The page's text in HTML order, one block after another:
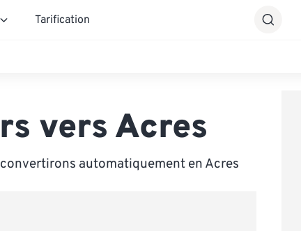
Tarification
vers Acres
automatiquement en Acres